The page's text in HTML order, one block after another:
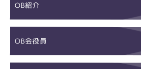
OB紹介
OB会役員